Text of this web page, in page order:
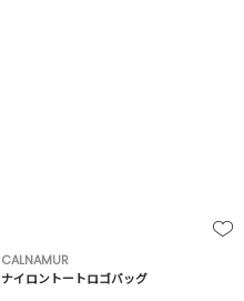
CALNAMUR
ナイロントートロゴバッグ